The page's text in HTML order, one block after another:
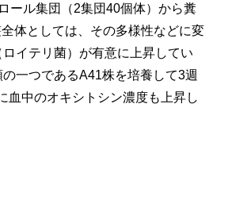
ール集団（2集団40個体）から糞
体としては、その多様性などに変
ロイテリ菌）が有意に上昇してい
一つであるA41株を培養して3週
血中のオキシトシン濃度も上昇し